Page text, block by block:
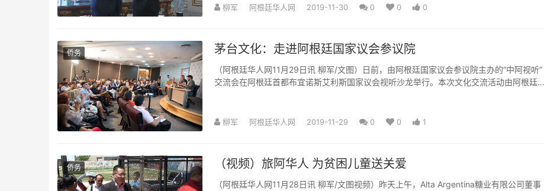
柳军 阿根廷华人网 2019-11-30 0 0 0
侨务 茅台文化：走进阿根廷国家议会参议院
（阿根廷华人网11月29日讯 柳军/文图）日前，由阿根廷国家议会参议院主办的“中阿视听”
交流会在阿根廷首都布宜诺斯艾利斯国家议会视听沙龙举行。本次文化交流活动由阿根廷广
柳军 阿根廷华人网 2019-11-29 0 0 1
侨务 （视频）旅阿华人 为贫困儿童送关爱
（阿根廷华人网11月28日讯 柳军/文图视频）昨天上午，Alta Argentina糖业有限公司董事